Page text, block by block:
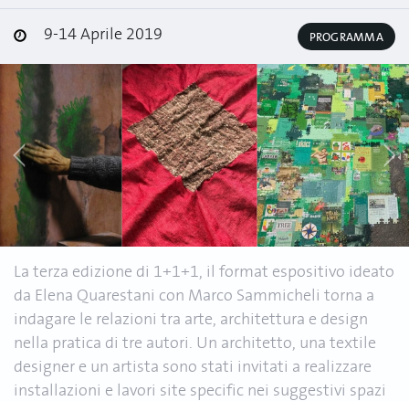
9-14 Aprile 2019 PROGRAMMA
La terza edizione di 1+1+1, il format espositivo ideato
da Elena Quarestani con Marco Sammicheli torna a
indagare le relazioni tra arte, architettura e design
nella pratica di tre autori. Un architetto, una textile
designer e un artista sono stati invitati a realizzare
installazioni e lavori site specific nei suggestivi spazi